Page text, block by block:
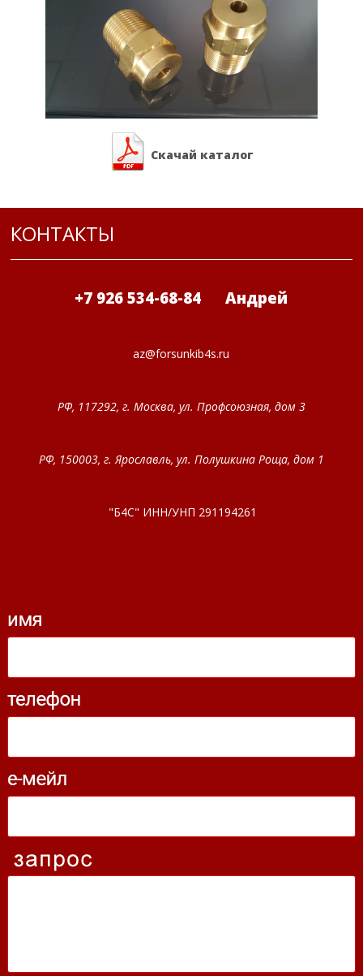
Скачай каталог
КОНТАКТЫ
+7 926 534-68-84 Андрей
az@forsunkib4s.ru
РФ, 117292, г. Москва, ул. Профсоюзная, дом 3
РФ, 150003, г. Ярославль, ул. Полушкина Роща, дом 1
"Б4С" ИНН/УНП 291194261